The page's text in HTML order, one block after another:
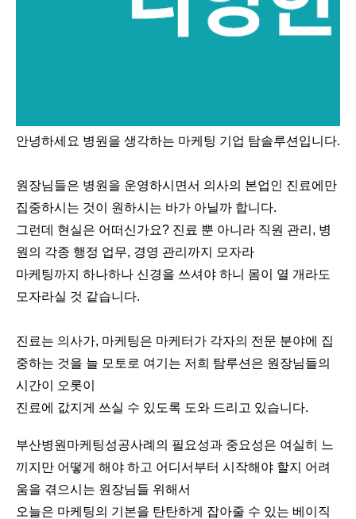
안녕하세요 병원을 생각하는 마케팅 기업 탐솔루션입니다.
원장님들은 병원을 운영하시면서 의사의 본업인 진료에만
집중하시는 것이 원하시는 바가 아닐까 합니다.
그런데 현실은 어떠신가요? 진료 뿐 아니라 직원 관리, 병
원의 각종 행정 업무, 경영 관리까지 모자라
마케팅까지 하나하나 신경을 쓰셔야 하니 몸이 열 개라도
모자라실 것 같습니다.
진료는 의사가, 마케팅은 마케터가 각자의 전문 분야에 집
중하는 것을 늘 모토로 여기는 저희 탐루션은 원장님들의
시간이 오롯이
진료에 값지게 쓰실 수 있도록 도와 드리고 있습니다.
부산병원마케팅성공사례의 필요성과 중요성은 여실히 느
끼지만 어떻게 해야 하고 어디서부터 시작해야 할지 어려
움을 겪으시는 원장님들 위해서
오늘은 마케팅의 기본을 탄탄하게 잡아줄 수 있는 베이직